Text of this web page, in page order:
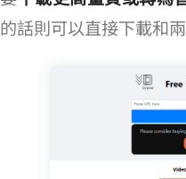
的話則可以直接下載 SD 和 HD